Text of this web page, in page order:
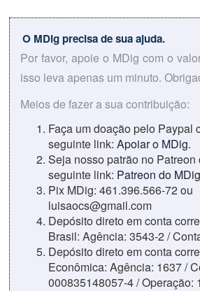
O MDig precisa de sua ajuda.
Por favor, apoie o MDig com o
isso leva apenas um minuto.
Meios de fazer a sua contribuição:
Faça um doação pelo Paypal
seguinte link: Apoiar o MDig.
Seja nosso patrão no
seguinte link: Patreon do MDig
Pix MDig: 461.396.566-72 ou
luisaocs@gmail.com
Depósito direto em conta
Brasil: Agência: 3543-2 /
Depósito direto em conta
Econômica: Agência: 1637 /
000835148057-4 / Operação: